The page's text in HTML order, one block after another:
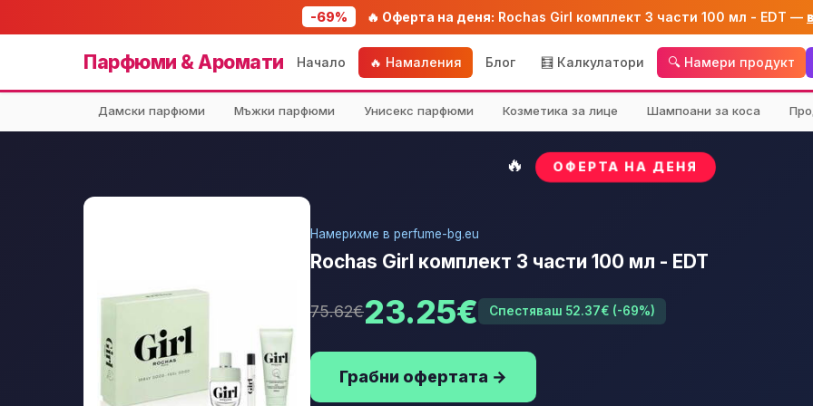
-69% 🔥 Оферта на деня: Rochas Girl комплект 3 части 100 мл - EDT —
Парфюми & Аромати Начало 🔥 Намаления Блог 🧮 Калкулатори 🔍 Намери продукт
Дамски парфюми Мъжки парфюми Унисекс парфюми Козметика за лице Шампоани за коса
🔥 ОФЕРТА НА ДЕНЯ
Намерихме в perfume-bg.eu
Rochas Girl комплект 3 части 100 мл - EDT
75.62€23.25€ Спестяваш 52.37€ (-69%)
Грабни офертата →